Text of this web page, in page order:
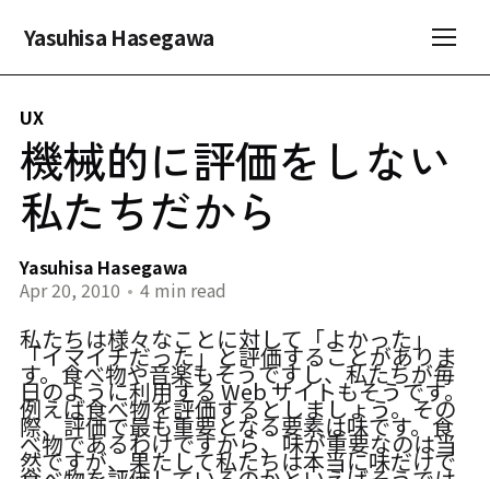
Yasuhisa Hasegawa
UX
機械的に評価をしない
私たちだから
Yasuhisa Hasegawa
Apr 20, 2010 • 4 min read
私たちは様々なことに対して「よかった」
「イマイチだった」と評価することがありま
す。食べ物や音楽もそうですし、私たちが毎
日のように利用する Web サイトもそうです。
例えば食べ物を評価するとしましょう。その
際、評価で最も重要となる要素は味です。食
べ物であるわけですから、味が重要なのは当
然ですが、果たして私たちは本当に味だけで